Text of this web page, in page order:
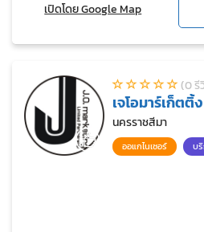
เปิดโดย Google Map
(0 รี
เจโอมาร์เก็ตติ้ง
นครราชสีมา
ออแกไนเซอร์ บ